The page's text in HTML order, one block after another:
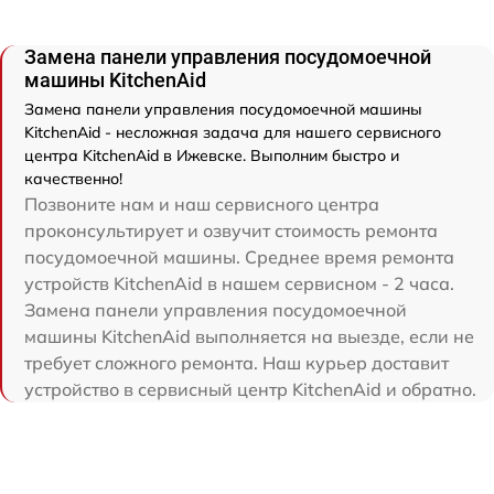
Замена панели управления посудомоечной
машины KitchenAid
Замена панели управления посудомоечной машины
KitchenAid - несложная задача для нашего сервисного
центра KitchenAid в Ижевске. Выполним быстро и
качественно!
Позвоните нам и наш сервисного центра
проконсультирует и озвучит стоимость ремонта
посудомоечной машины. Среднее время ремонта
устройств KitchenAid в нашем сервисном - 2 часа.
Замена панели управления посудомоечной
машины KitchenAid выполняется на выезде, если не
требует сложного ремонта. Наш курьер доставит
устройство в сервисный центр KitchenAid и обратно.